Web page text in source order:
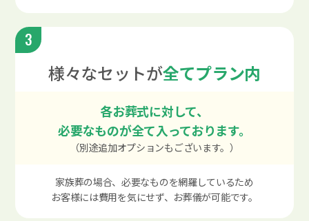
3
様々なセットが全てプラン内
各お葬式に対して、
必要なものが全て入っております。
（別途追加オプションもございます。）
家族葬の場合、必要なものを網羅しているため
お客様には費用を気にせず、お葬儀が可能です。